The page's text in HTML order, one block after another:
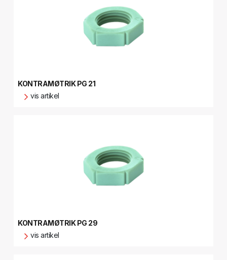
KONTRAMØTRIK PG 21
vis artikel
KONTRAMØTRIK PG 29
vis artikel